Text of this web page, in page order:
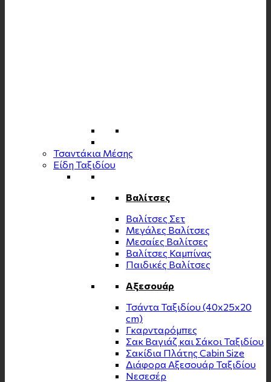
Τσαντάκια Μέσης
Είδη Ταξιδίου
Βαλίτσες
Βαλίτσες Σετ
Μεγάλες Βαλίτσες
Μεσαίες Βαλίτσες
Βαλίτσες Καμπίνας
Παιδικές Βαλίτσες
Αξεσουάρ
Τσάντα Ταξιδίου (40x25x20
cm)
Γκαρνταρόμπες
Σακ Βαγιάζ και Σάκοι Ταξιδίου
Σακίδια Πλάτης Cabin Size
Διάφορα Αξεσουάρ Ταξιδίου
Νεσεσέρ